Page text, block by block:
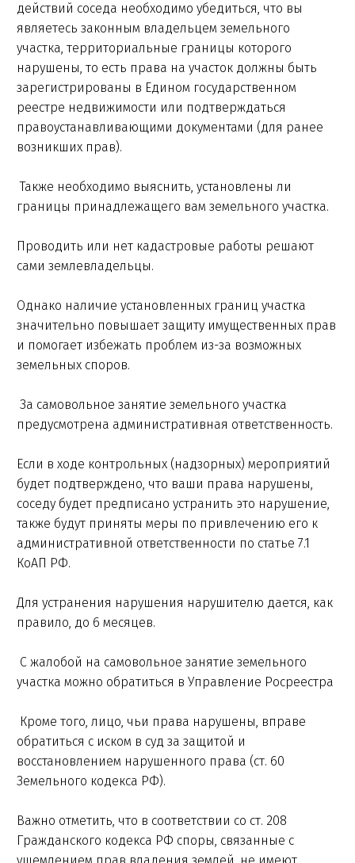
действий соседа необходимо убедиться, что вы
являетесь законным владельцем земельного
участка, территориальные границы которого
нарушены, то есть права на участок должны быть
зарегистрированы в Едином государственном
реестре недвижимости или подтверждаться
правоустанавливающими документами (для ранее
возникших прав).
Также необходимо выяснить, установлены ли
границы принадлежащего вам земельного участка.
Проводить или нет кадастровые работы решают
сами землевладельцы.
Однако наличие установленных границ участка
значительно повышает защиту имущественных прав
и помогает избежать проблем из-за возможных
земельных споров.
За самовольное занятие земельного участка
предусмотрена административная ответственность.
Если в ходе контрольных (надзорных) мероприятий
будет подтверждено, что ваши права нарушены,
соседу будет предписано устранить это нарушение,
также будут приняты меры по привлечению его к
административной ответственности по статье 7.1
КоАП РФ.
Для устранения нарушения нарушителю дается, как
правило, до 6 месяцев.
С жалобой на самовольное занятие земельного
участка можно обратиться в Управление Росреестра
Кроме того, лицо, чьи права нарушены, вправе
обратиться с иском в суд за защитой и
восстановлением нарушенного права (ст. 60
Земельного кодекса РФ).
Важно отметить, что в соответствии со ст. 208
Гражданского кодекса РФ споры, связанные с